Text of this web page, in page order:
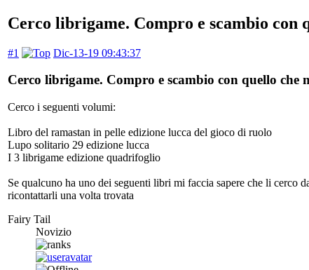
Cerco librigame. Compro e scambio con
#1 Dic-13-19 09:43:37
Cerco librigame. Compro e scambio con quello che
Cerco i seguenti volumi:
Libro del ramastan in pelle edizione lucca del gioco di ruolo
Lupo solitario 29 edizione lucca
I 3 librigame edizione quadrifoglio
Se qualcuno ha uno dei seguenti libri mi faccia sapere che li cerco
ricontattarli una volta trovata
Fairy Tail
Novizio